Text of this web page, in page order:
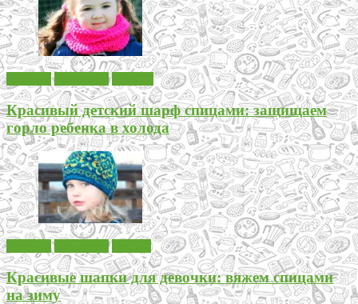
Красивый детский шарф спицами: защищаем
горло ребенка в холода
Красивые шапки для девочки: вяжем спицами
на зиму